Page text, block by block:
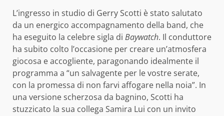
L’ingresso in studio di Gerry Scotti è stato salutato
da un energico accompagnamento della band, che
ha eseguito la celebre sigla di Baywatch. Il conduttore
ha subito colto l’occasione per creare un’atmosfera
giocosa e accogliente, paragonando idealmente il
programma a “un salvagente per le vostre serate,
con la promessa di non farvi affogare nella noia”. In
una versione scherzosa da bagnino, Scotti ha
stuzzicato la sua collega Samira Lui con un invito